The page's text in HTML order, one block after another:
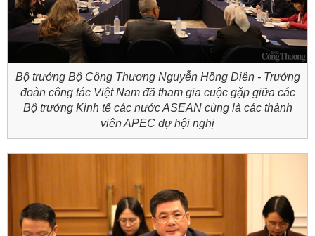
Bộ trưởng Bộ Công Thương Nguyễn Hồng Diên - Trưởng
đoàn công tác Việt Nam đã tham gia cuộc gặp giữa các
Bộ trưởng Kinh tế các nước ASEAN cùng là các thành
viên APEC dự hội nghị